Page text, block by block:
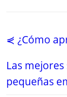
⋞ ¿Cómo
Las mejores
pequeñas